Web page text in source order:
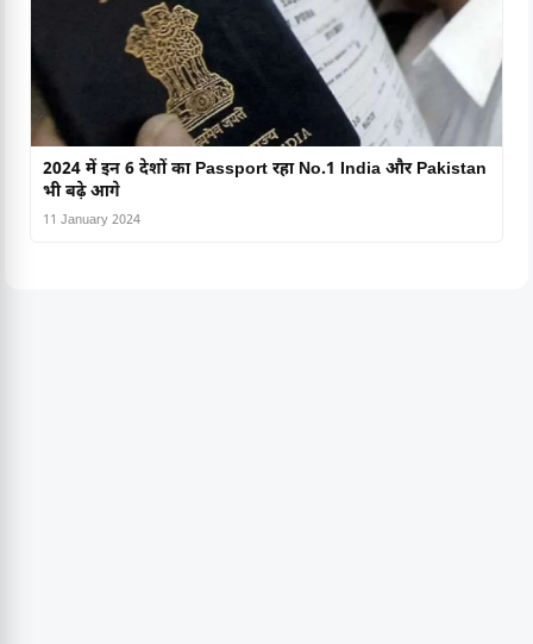
2024 में इन 6 देशों का Passport रहा No.1 India और Pakistan
भी बढ़े आगे
11 January 2024